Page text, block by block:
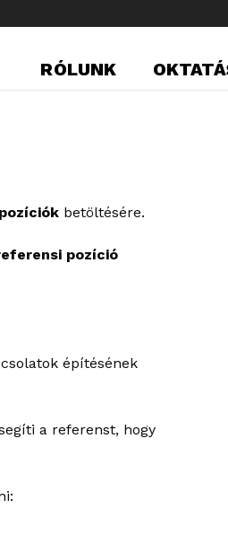
RÓLUNK
betöltésére.
pozíció
építésének
a referenst, hogy